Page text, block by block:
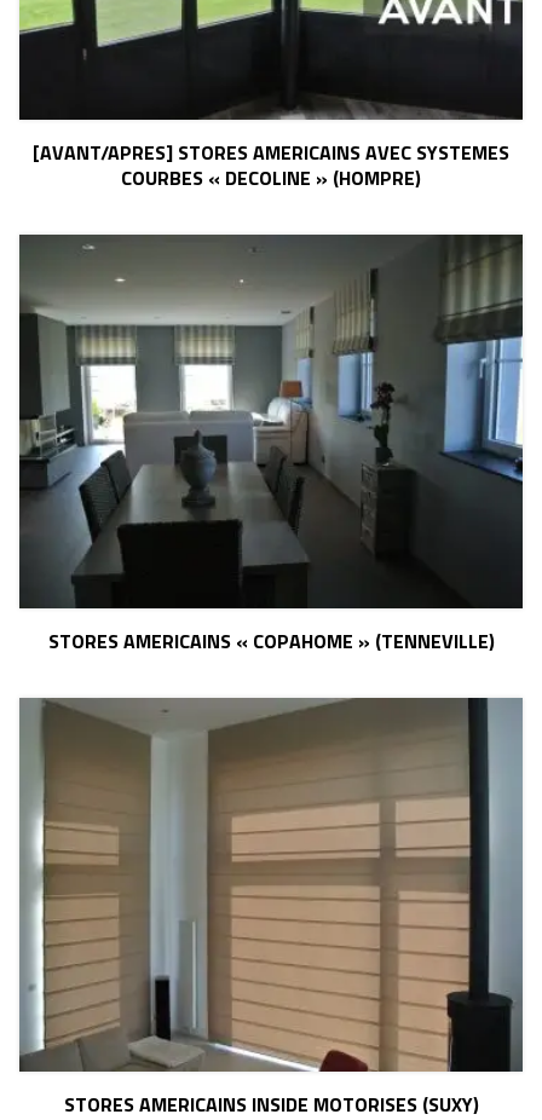
[AVANT/APRES] STORES AMERICAINS AVEC SYSTEMES
COURBES « DECOLINE » (HOMPRE)
STORES AMERICAINS « COPAHOME » (TENNEVILLE)
STORES AMERICAINS INSIDE MOTORISES (SUXY)